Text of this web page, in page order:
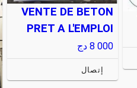
VENTE DE BETON
PRET A L'EMPLOI
8 000 دج
إتصال